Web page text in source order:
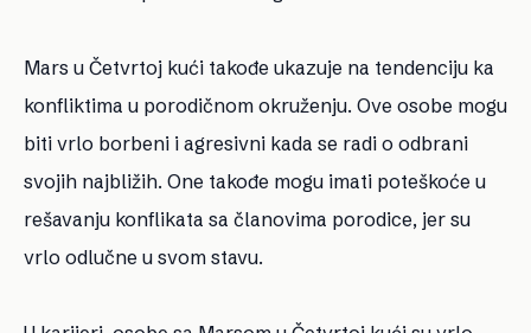
Mars u Četvrtoj kući takođe ukazuje na tendenciju ka
konfliktima u porodičnom okruženju. Ove osobe mogu
biti vrlo borbeni i agresivni kada se radi o odbrani
svojih najbližih. One takođe mogu imati poteškoće u
rešavanju konflikata sa članovima porodice, jer su
vrlo odlučne u svom stavu.